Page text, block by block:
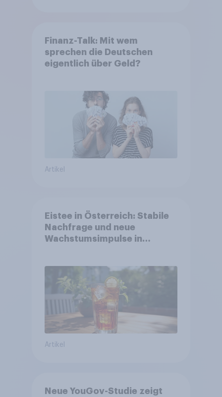
Finanz-Talk: Mit wem
sprechen die Deutschen
eigentlich über Geld?
Artikel
Eistee in Österreich: Stabile
Nachfrage und neue
Wachstumsimpulse in
Artikel
Neue YouGov-Studie zeigt